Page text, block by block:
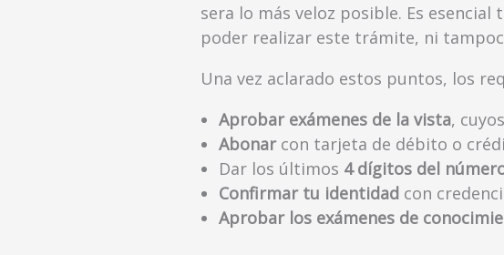
sera lo más veloz posible. Es
poder realizar este trámite, ni
Una vez aclarado estos puntos, los
Aprobar exámenes de la vista,
Abonarcon tarjeta de débito o
Dar los últimos 4 dígitos del
Confirmar tu identidad con
Aprobar los exámenes de